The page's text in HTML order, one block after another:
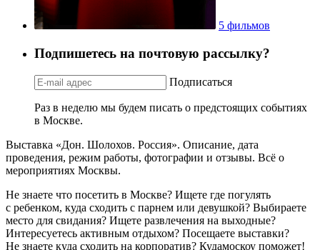
5 фильмов
Подпишетесь на почтовую рассылку?
Подписаться
Раз в неделю мы будем писать о предстоящих событиях
в Москве.
Выставка «Дон. Шолохов. Россия». Описание, дата
проведения, режим работы, фотографии и отзывы. Всё о
мероприятиях Москвы.
Не знаете что посетить в Москве? Ищете где погулять
с ребенком, куда сходить с парнем или девушкой? Выбираете
место для свидания? Ищете развлечения на выходные?
Интересуетесь активным отдыхом? Посещаете выставки?
Не знаете куда сходить на корпоратив? Кудамоскоу поможет!